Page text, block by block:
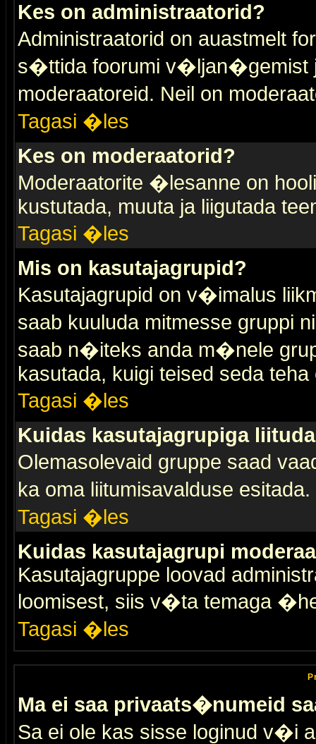
Kes on administraatorid?
Administraatorid on auastmelt
s�ttida foorumi v�ljan�gemist
moderaatoreid. Neil on
Tagasi �les
Kes on moderaatorid?
Moderaatorite �lesanne on
kustutada, muuta ja liigutada
Tagasi �les
Mis on kasutajagrupid?
Kasutajagrupid on v�imalus
saab kuuluda mitmesse gruppi
saab n�iteks anda m�nele
kasutada, kuigi teised seda teha
Tagasi �les
Kuidas kasutajagrupiga
Olemasolevaid gruppe saad
ka oma liitumisavalduse
Tagasi �les
Kuidas kasutajagrupi
Kasutajagruppe loovad
loomisest, siis v�ta temaga
Tagasi �les
Ma ei saa privaats�numeid
Sa ei ole kas sisse loginud v�i